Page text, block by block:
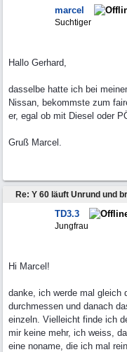
marcel
Suchtiger
Hallo Gerhard,
dasselbe hatte ich bei
Nissan, bekommste zum
er, egal ob mit Diesel oder
Gruß Marcel.
TD3.3
Jungfrau
Hi Marcel!
danke, ich werde mal gleich
durchmessen und danach
einzeln. Vielleicht finde ich
mir keine mehr, ich weiss,
eine noname, die ich mal